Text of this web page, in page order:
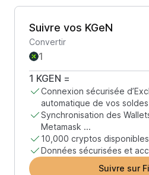
Suivre vos KGeN
Convertir
1 KGEN =
Connexion sécurisée
automatique de vos soldes
Synchronisation des
Metamask ...
10,000 cryptos disponibles
Données sécurisées et
Suivre sur